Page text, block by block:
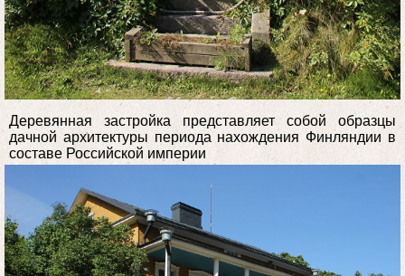
Деревянная застройка представляет собой образцы
дачной архитектуры периода нахождения Финляндии в
составе Российской империи